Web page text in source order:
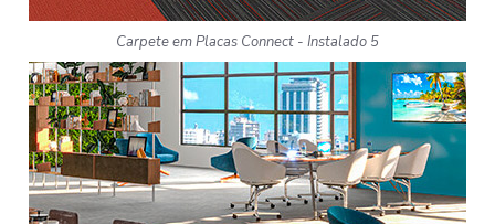
Carpete em Placas Connect - Instalado 5